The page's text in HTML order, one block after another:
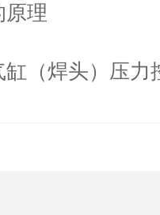
原理
（焊头）压力